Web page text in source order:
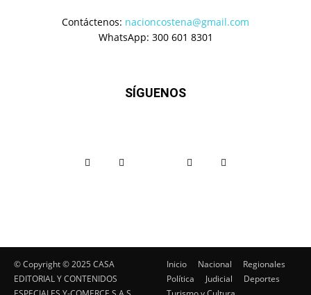
Contáctenos: nacioncostena@gmail.com
WhatsApp: 300 601 8301
SÍGUENOS
© Copyright ©️ 2025 CASA
EDITORIAL Y CONTENIDOS
Inicio Nacional
Regionales
Política
Judicial
Deportes